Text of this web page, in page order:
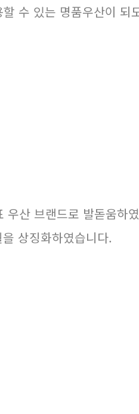
수 있는 명품우산이 되
산 브랜드로 발돋움하
상징화하였습니다.